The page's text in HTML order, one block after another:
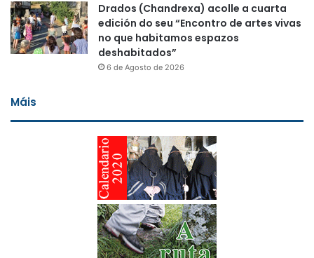
Drados (Chandrexa) acolle a cuarta
edición do seu “Encontro de artes vivas
no que habitamos espazos
deshabitados”
6 de Agosto de 2026
Máis